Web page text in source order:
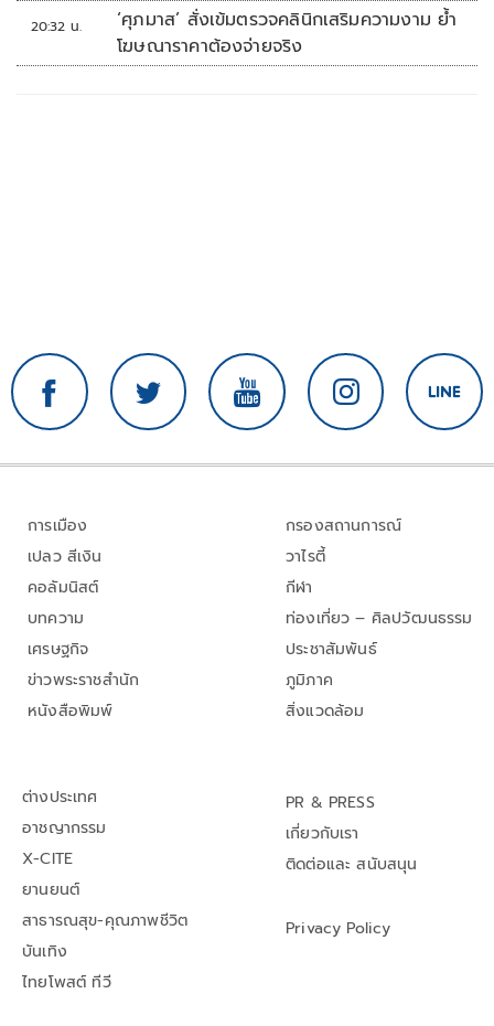
20:32 น.
‘ศุภมาส’ สั่งเข้มตรวจคลินิกเสริมความงาม ย้ำ
โฆษณาราคาต้องจ่ายจริง
การเมือง
เปลว สีเงิน
คอลัมนิสต์
บทความ
เศรษฐกิจ
ข่าวพระราชสำนัก
หนังสือพิมพ์
กรองสถานการณ์
วาไรตี้
กีฬา
ท่องเที่ยว – ศิลปวัฒนธรรม
ประชาสัมพันธ์
ภูมิภาค
สิ่งแวดล้อม
ต่างประเทศ
อาชญากรรม
X-CITE
ยานยนต์
สาธารณสุข-คุณภาพชีวิต
บันเทิง
ไทยโพสต์ ทีวี
PR & PRESS
เกี่ยวกับเรา
ติดต่อและ สนับสนุน
Privacy Policy